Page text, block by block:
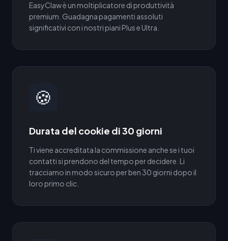
EasyClaw è un moltiplicatore di produttività
premium. Guadagna pagamenti assoluti
significativi con i nostri piani Plus e Ultra.
🍪
Durata del cookie di 30 giorni
Ti viene accreditata la commissione anche se i tuoi
contatti si prendono del tempo per decidere. Li
tracciamo in modo sicuro per ben 30 giorni dopo il
loro primo clic.